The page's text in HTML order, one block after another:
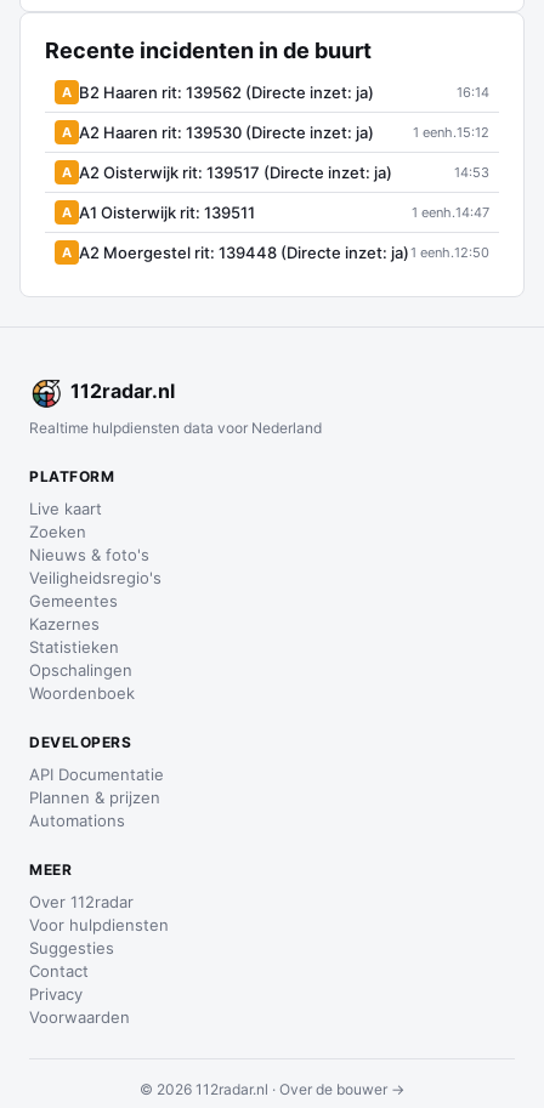
Recente incidenten in de buurt
A B2 Haaren rit: 139562 (Directe inzet: ja) 16:14
A A2 Haaren rit: 139530 (Directe inzet: ja) 1 eenh.15:12
A A2 Oisterwijk rit: 139517 (Directe inzet: ja) 14:53
A A1 Oisterwijk rit: 139511 1 eenh.14:47
A A2 Moergestel rit: 139448 (Directe inzet: ja)1 eenh.12:50
112radar.nl
Realtime hulpdiensten data voor Nederland
PLATFORM
Live kaart
Zoeken
Nieuws & foto's
Veiligheidsregio's
Gemeentes
Kazernes
Statistieken
Opschalingen
Woordenboek
DEVELOPERS
API Documentatie
Plannen & prijzen
Automations
MEER
Over 112radar
Voor hulpdiensten
Suggesties
Contact
Privacy
Voorwaarden
© 2026 112radar.nl · Over de bouwer →